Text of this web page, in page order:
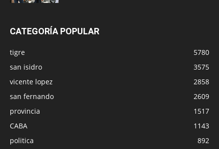
CATEGORÍA POPULAR
tigre
5780
san isidro
3575
vicente lopez
2858
san fernando
2609
provincia
1517
CABA
1143
politica
892